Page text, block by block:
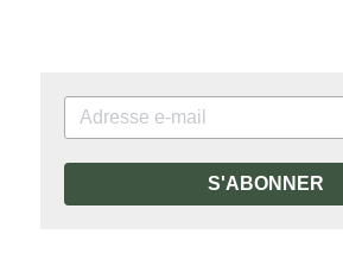
S'ABONNER